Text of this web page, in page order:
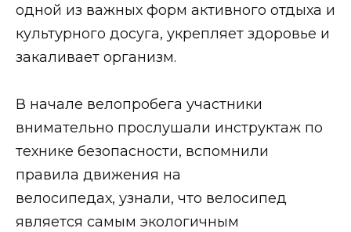
одной из важных форм активного отдыха и
культурного досуга, укрепляет здоровье и
закаливает организм.
В начале велопробега участники
внимательно прослушали инструктаж по
технике безопасности, вспомнили
правила движения на
велосипедах, узнали, что велосипед
является самым экологичным